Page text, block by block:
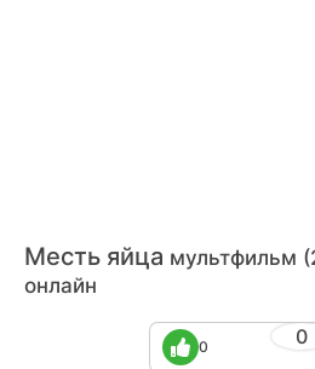
Месть яйца мультфильм
онлайн
0
0